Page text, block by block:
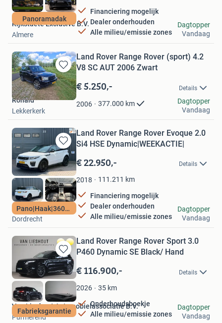
Panoramadak
Financiering mogelijk
Dealer onderhouden
Alle milieu/emissie zones
Rijkstaete Exclusive B.V.
Almere
Dagtopper
Vandaag
Bewaren
in
Mijn
Favorieten
Land Rover Range Rover (sport) 4.2
V8 SC AUT 2006 Zwart
€ 5.250,- Details
2006 377.000 km
Ronald
Lekkerkerk
Dagtopper
Vandaag
Bewaren
in
Mijn
Favorieten
Pano|Haak|360cam
Land Rover Range Rover Evoque 2.0
Si4 HSE Dynamic|WEEKACTIE|
€ 22.950,- Details
2018 111.211 km
Financiering mogelijk
Dealer onderhouden
Alle milieu/emissie zones
Autovisie Dordrecht
Dordrecht
Dagtopper
Vandaag
Bewaren
in
Mijn
Favorieten
Fabrieksgarantie
Land Rover Range Rover Sport 3.0
P460 Dynamic SE Black/ Hand
€ 116.900,- Details
2026 35 km
Onderhoudsboekje
Alle milieu/emissie zones
Van Lieshout Automobielassociatie B.V.
Purmerend
Dagtopper
Vandaag